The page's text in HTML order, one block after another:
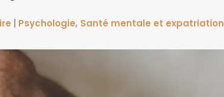
Psychologie, Santé mentale et expatriation